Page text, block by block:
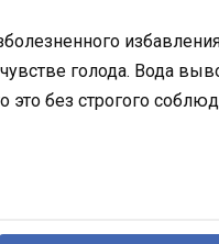
голода. Вода
это без строгого